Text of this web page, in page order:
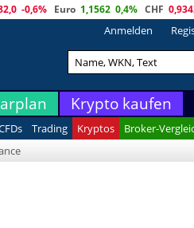
-0,6% Euro 1,1562 0,4% CHF
Anmelden
Krypto kaufen
Trading Kryptos Broker-